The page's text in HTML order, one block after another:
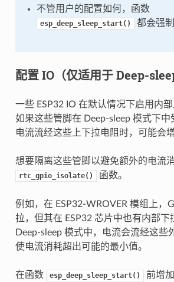
不管用户的配置如何，函数
esp_deep_sleep_start() 都会强
配置 IO（仅适用于 Deep-
一些 ESP32 IO 在默认情况下启用内部
如果这些管脚在 Deep-sleep 模式下中
电流流经这些上下拉电阻时，可能会
想要隔离这些管脚以避免额外的电流
rtc_gpio_isolate() 函数。
例如，在 ESP32-WROVER 模组上，
拉，但其在 ESP32 芯片中也有内部下
Deep-sleep 模式中，电流会流经这些
使电流消耗超出可能的最小值。
在函数 esp_deep_sleep_start()
前增